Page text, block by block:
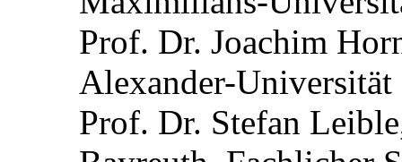
Prof. Dr. Joachim
Alexander-
Prof. Dr. Stefan